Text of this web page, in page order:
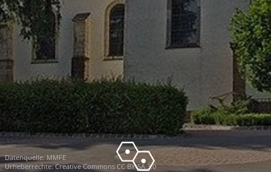
Datenquelle: MMFE
Urheberrechte:Creative Commons CC BY-SA 3.0